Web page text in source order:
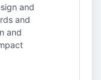
and
and
and